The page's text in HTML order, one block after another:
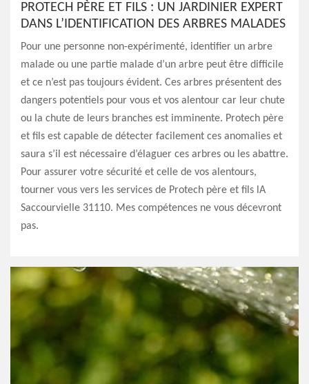
PROTECH PÈRE ET FILS : UN JARDINIER EXPERT
DANS L’IDENTIFICATION DES ARBRES MALADES
Pour une personne non-expérimenté, identifier un arbre
malade ou une partie malade d’un arbre peut être difficile
et ce n’est pas toujours évident. Ces arbres présentent des
dangers potentiels pour vous et vos alentour car leur chute
ou la chute de leurs branches est imminente. Protech père
et fils est capable de détecter facilement ces anomalies et
saura s’il est nécessaire d’élaguer ces arbres ou les abattre.
Pour assurer votre sécurité et celle de vos alentours,
tourner vous vers les services de Protech père et fils lA
Saccourvielle 31110. Mes compétences ne vous décevront
pas.